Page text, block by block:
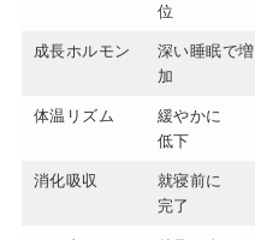
位
成長ホルモン
深い睡眠で増
加
体温リズム
緩やかに
低下
消化吸収
就寝前に
完了